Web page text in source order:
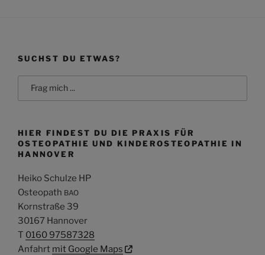
SUCHST DU ETWAS?
Search
for:
HIER FINDEST DU DIE PRAXIS FÜR
OSTEOPATHIE UND KINDEROSTEOPATHIE IN
HANNOVER
Heiko Schulze HP
Osteopath BAO
Kornstraße 39
30167 Hannover
T 0160 97587328
Anfahrt mit Google Maps